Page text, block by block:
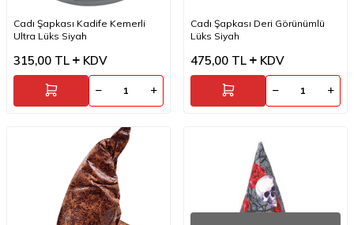
Cadı Şapkası Kadife Kemerli
Ultra Lüks Siyah
315,00 TL KDV
Cadı Şapkası Deri Görünümlü
Lüks Siyah
475,00 TL KDV